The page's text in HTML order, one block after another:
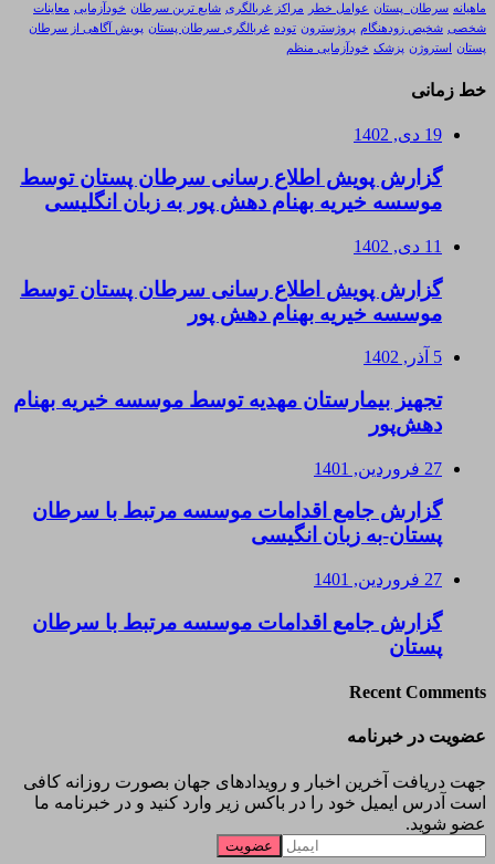
ماهیانه سرطان_پستان عوامل خطر مراکز غربالگری شایع ترین سرطان خودآزمایی معاینات
شخصی شخیص زودهنگام پروژسترون توده غربالگری سرطان پستان پویش آگاهی از سرطان
پستان
استروژن پزشک خودآزمایی منظم
خط زمانی
19 دی, 1402
گزارش پویش اطلاع رسانی سرطان پستان توسط
موسسه خیریه بهنام دهش پور به زبان انگلیسی
11 دی, 1402
گزارش پویش اطلاع رسانی سرطان پستان توسط
موسسه خیریه بهنام دهش پور
5 آذر, 1402
تجهیز بیمارستان مهدیه توسط موسسه خیریه بهنام
دهش‌پور
27 فروردین, 1401
گزارش جامع اقدامات موسسه مرتبط با سرطان
پستان-به زبان انگیسی
27 فروردین, 1401
گزارش جامع اقدامات موسسه مرتبط با سرطان
پستان
Recent Comments
عضویت در خبرنامه
جهت دریافت آخرین اخبار و رویدادهای جهان بصورت روزانه کافی
است آدرس ایمیل خود را در باکس زیر وارد کنید و در خبرنامه ما
عضو شوید.